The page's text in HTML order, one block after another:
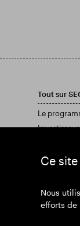
Ce
Nous
efforts de
Tout sur
Le
Medias -